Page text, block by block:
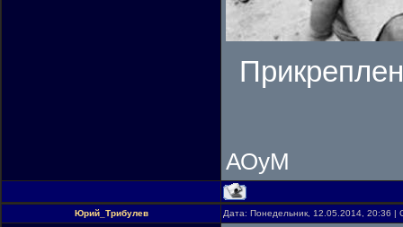
АОуМ
Юрий_Трибулев Дата: Понедельник, 12.05.2014, 20:36